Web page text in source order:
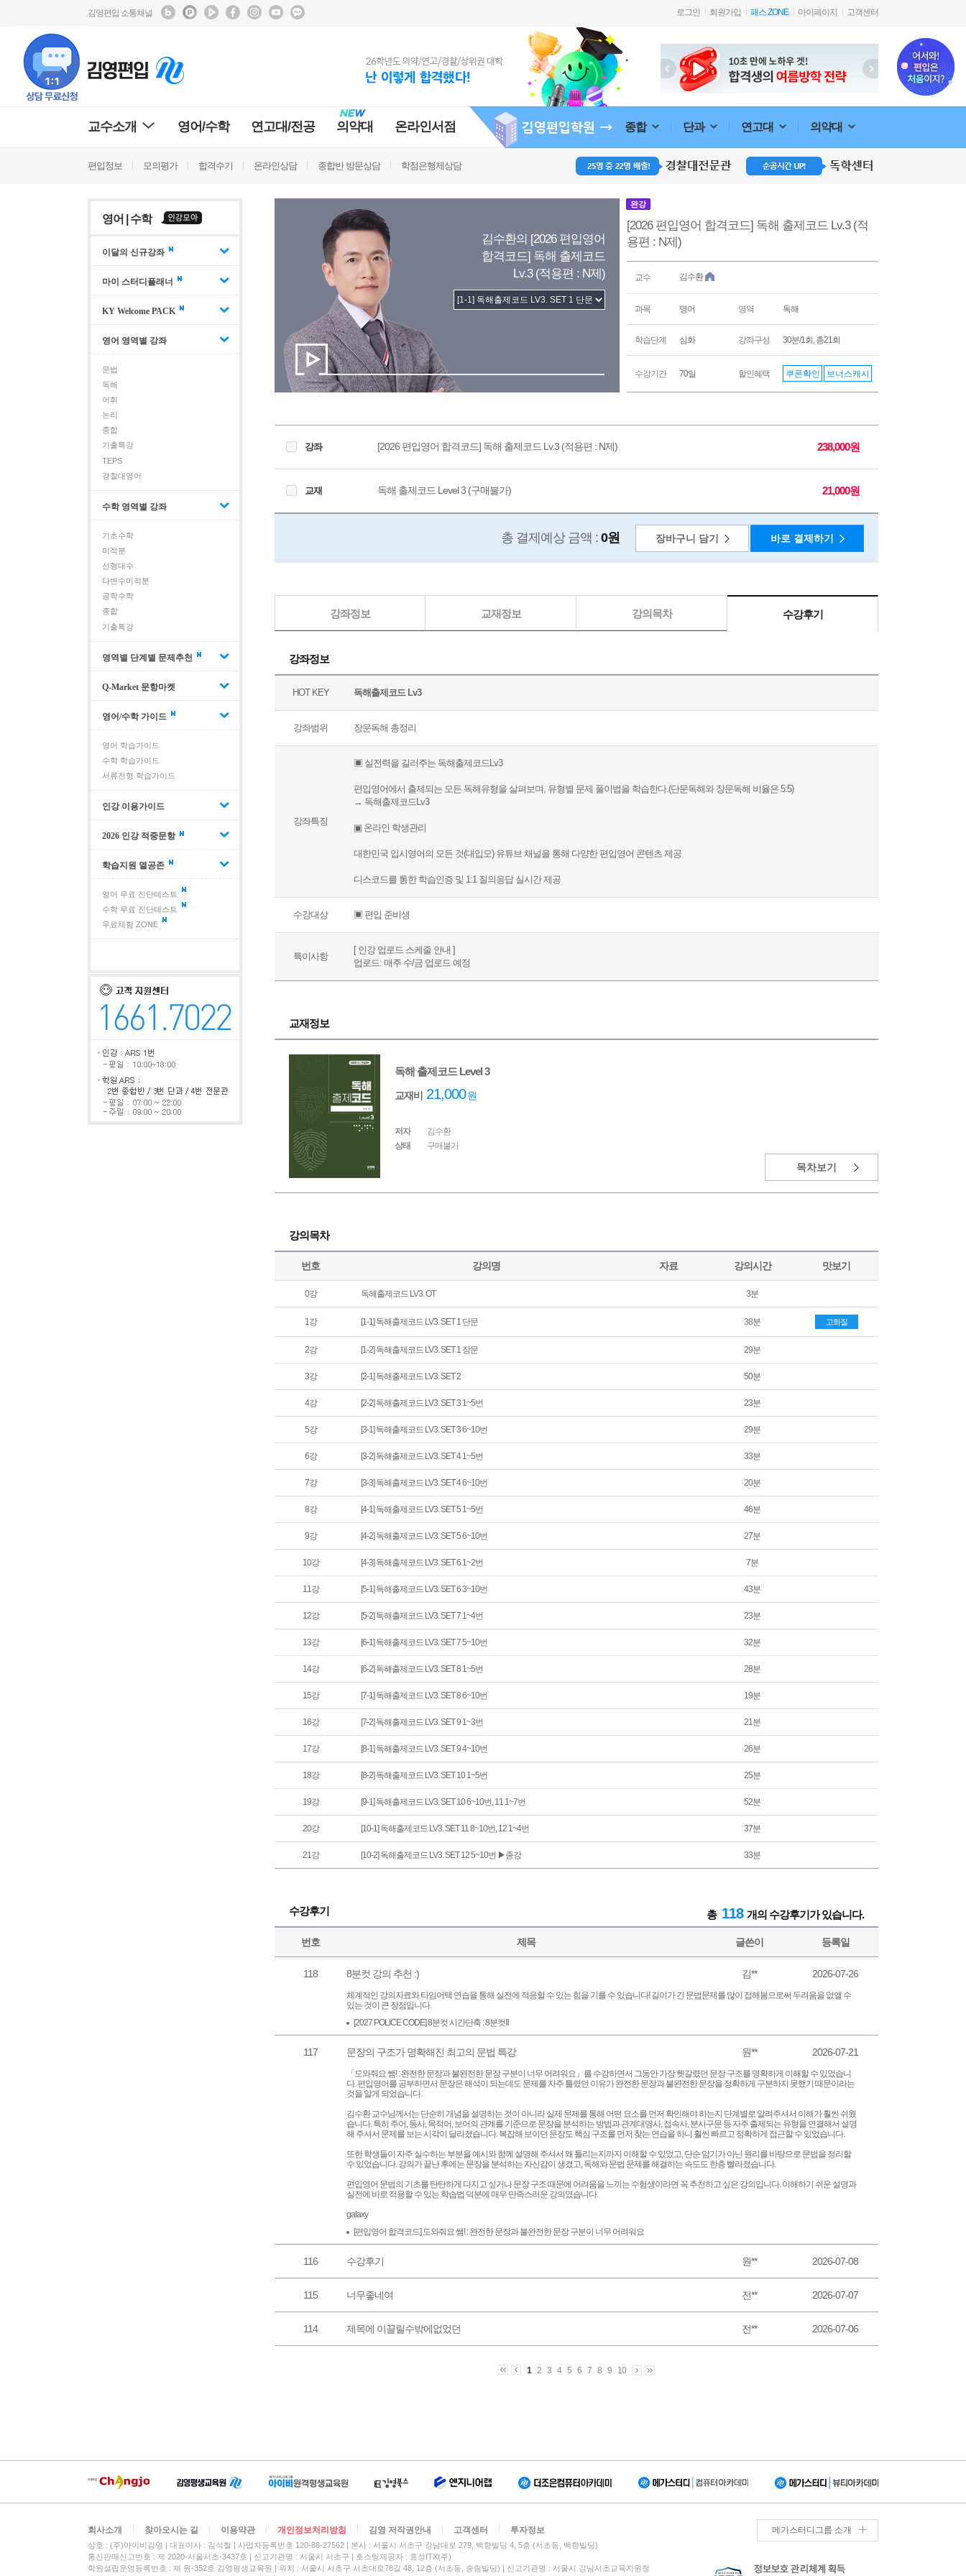
김영편입 소통채널 로그인 회원가입 패스 ZONE 마이페이지 고객센터
교수소개 영어/수학 연고대/전공 의약대 온라인서점 종합 단과 연고대 의약대
편입정보 모의평가 합격수기 온라인상담 종합반 방문상담 학점은행제상담
영어 | 수학
이달의 신규강좌
마이 스터디플래너
KY Welcome PACK
영어 영역별 강좌
문법
독해
어휘
논리
종합
기출특강
TEPS
경찰대영어
수학 영역별 강좌
기초수학
미적분
선형대수
다변수미적분
공학수학
종합
기출특강
영역별 단계별 문제추천
Q-Market 문항마켓
영어/수학 가이드
영어 학습가이드
수학 학습가이드
서류전형 학습가이드
인강 이용가이드
2026 인강 적중문항
학습지원 열공존
영어 무료 진단테스트
수학 무료 진단테스트
무료체험 ZONE
김수환의 [2026 편입영어
합격코드] 독해 출제코드
Lv.3 (적용편 : N제)
완강
[2026 편입영어 합격코드] 독해 출제코드 Lv.3 (적
용편 : N제)
교수 김수환
과목 영어 영역 독해
학습단계 심화 강좌구성 30분/1회, 총21회
수강기간 70일 할인혜택 쿠폰확인 보너스캐시
강좌 [2026 편입영어 합격코드] 독해 출제코드 Lv.3 (적용편 : N제) 238,000원
교재 독해 출제코드 Level 3 (구매불가) 21,000원
총 결제예상 금액 : 0원 장바구니 담기 바로 결제하기
강좌정보 교재정보 강의목차 수강후기
강좌정보
HOT KEY 독해출제코드 Lv3
강좌범위 장문독해 총정리
강좌특징
▣ 실전력을 길러주는 독해출제코드Lv3
편입영어에서 출제되는 모든 독해유형을 살펴보며, 유형별 문제 풀이법을 학습한다.(단문독해와 장문독해 비율은 5:5)
→ 독해출제코드Lv3
▣ 온라인 학생관리
대한민국 입시영어의 모든 것(대입모) 유튜브 채널을 통해 다양한 편입영어 콘텐츠 제공
디스코드를 통한 학습인증 및 1:1 질의응답 실시간 제공
수강대상 ▣ 편입 준비생
특이사항
[ 인강 업로드 스케줄 안내 ]
업로드: 매주 수/금 업로드 예정
교재정보
독해 출제코드 Level 3
교재비 21,000원
저자
김수환
상태
구매불가
목차보기
강의목차
번호 강의명 자료 강의시간 맛보기
0강 독해출제코드 LV3. OT 3분
1강 [1-1] 독해출제코드 LV3. SET 1 단문 38분 고화질
2강 [1-2] 독해출제코드 LV3. SET 1 장문 29분
3강 [2-1] 독해출제코드 LV3. SET 2 50분
4강 [2-2] 독해출제코드 LV3. SET 3 1~5번 23분
5강 [3-1] 독해출제코드 LV3. SET 3 6~10번 29분
6강 [3-2] 독해출제코드 LV3. SET 4 1~5번 33분
7강 [3-3] 독해출제코드 LV3. SET 4 6~10번 20분
8강 [4-1] 독해출제코드 LV3. SET 5 1~5번 46분
9강 [4-2] 독해출제코드 LV3. SET 5 6~10번 27분
10강 [4-3] 독해출제코드 LV3. SET 6 1~2번 7분
11강 [5-1] 독해출제코드 LV3. SET 6 3~10번 43분
12강 [5-2] 독해출제코드 LV3. SET 7 1~4번 23분
13강 [6-1] 독해출제코드 LV3. SET 7 5~10번 32분
14강 [6-2] 독해출제코드 LV3. SET 8 1~5번 28분
15강 [7-1] 독해출제코드 LV3. SET 8 6~10번 19분
16강 [7-2] 독해출제코드 LV3. SET 9 1~3번 21분
17강 [8-1] 독해출제코드 LV3. SET 9 4~10번 26분
18강 [8-2] 독해출제코드 LV3. SET 10 1~5번 25분
19강 [9-1] 독해출제코드 LV3. SET 10 6~10번, 11 1~7번 52분
20강 [10-1] 독해출제코드 LV3. SET 11 8~10번, 12 1~4번 37분
21강 [10-2] 독해출제코드 LV3. SET 12 5~10번 ▶종강 33분
수강후기 총 118 개의 수강후기가 있습니다.
번호 제목 글쓴이 등록일
118 8분컷 강의 추천 :) 김** 2026-07-26
체계적인 강의자료와 타임어택 연습을 통해 실전에 적응할 수 있는 힘을 기를 수 있습니다! 길이가 긴 문법문제를 많이 접해봄으로써 두려움을 없앨 수
있는 것이 큰 장점입니다.
[2027 POLICE CODE] 8분컷 시간단축 : 8분컷Ⅱ
117 문장의 구조가 명확해진 최고의 문법 특강 원** 2026-07-21
「도와줘요 쌤! : 완전한 문장과 불완전한 문장 구분이 너무 어려워요」를 수강하면서 그동안 가장 헷갈렸던 문장 구조를 명확하게 이해할 수 있었습니
다. 편입영어를 공부하면서 문장은 해석이 되는데도 문제를 자주 틀렸던 이유가 완전한 문장과 불완전한 문장을 정확하게 구분하지 못했기 때문이라는
것을 알게 되었습니다.
김수환 교수님께서는 단순히 개념을 설명하는 것이 아니라 실제 문제를 통해 어떤 요소를 먼저 확인해야 하는지 단계별로 알려주셔서 이해가 훨씬 쉬웠
습니다. 특히 주어, 동사, 목적어, 보어의 관계를 기준으로 문장을 분석하는 방법과 관계대명사, 접속사, 분사구문 등 자주 출제되는 유형을 연결해서 설명
해 주셔서 문제를 보는 시각이 달라졌습니다. 복잡해 보이던 문장도 핵심 구조를 먼저 찾는 연습을 하니 훨씬 빠르고 정확하게 접근할 수 있었습니다.
또한 학생들이 자주 실수하는 부분을 예시와 함께 설명해 주셔서 왜 틀리는지까지 이해할 수 있었고, 단순 암기가 아닌 원리를 바탕으로 문법을 정리할
수 있었습니다. 강의가 끝난 후에는 문장을 분석하는 자신감이 생겼고, 독해와 문법 문제를 해결하는 속도도 한층 빨라졌습니다.
편입영어 문법의 기초를 탄탄하게 다지고 싶거나 문장 구조 때문에 어려움을 느끼는 수험생이라면 꼭 추천하고 싶은 강의입니다. 이해하기 쉬운 설명과
실전에 바로 적용할 수 있는 학습법 덕분에 매우 만족스러운 강의였습니다.
galaxy
[편입영어 합격코드] 도와줘요 쌤! : 완전한 문장과 불완전한 문장 구분이 너무 어려워요
116 수강후기 원** 2026-07-08
115 너무좋네여 전** 2026-07-07
114 제목에 이끌릴수밖에없었던 전** 2026-07-06
1 2 3 4 5 6 7 8 9 10
회사소개 찾아오시는 길 이용약관 개인정보처리방침 김영 저작권안내 고객센터 투자정보 메가스터디그룹 소개
상호 : (주)아이비김영 대표이사 : 김석철 사업자등록번호 120-88-27562
본사 : 서울시 서초구 강남대로 279, 백향빌딩 4, 5층 (서초동, 백향빌딩)
통신판매신고번호 : 제 2020-서울서초-3437호
신고기관명 : 서울시 서초구
호스팅제공자 : 효성ITX(주)
학원설립운영등록번호 : 제 원-352호 김영평생교육원 | 위치 : 서울시 서초구 서초대로78길 48, 12층 (서초동, 송림빌딩) | 신고기관명 : 서울시 강남서초교육지원청